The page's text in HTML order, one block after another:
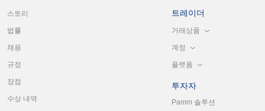
스토리
법률
채용
규정
장점
수상 내역
트레이더
거래상품
계정
플랫폼
투자자
Pamm 솔루션